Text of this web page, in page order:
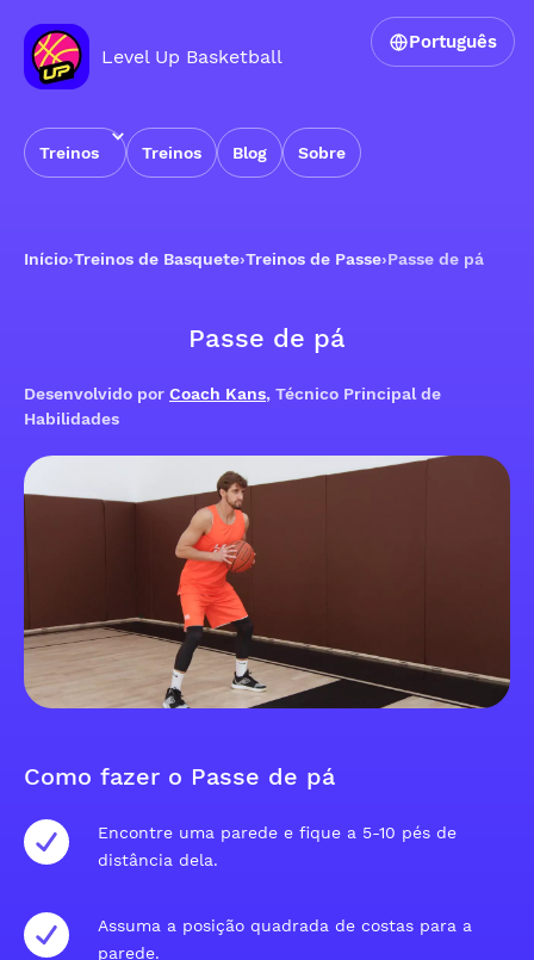
Level Up Basketball
Treinos Treinos Blog Sobre
Português
Início›Treinos de Basquete›Treinos de Passe›Passe de pá
Passe de pá
Desenvolvido por Coach Kans, Técnico Principal de
Habilidades
Como fazer o Passe de pá
Encontre uma parede e fique a 5-10 pés de
distância dela.
Assuma a posição quadrada de costas para a
parede.